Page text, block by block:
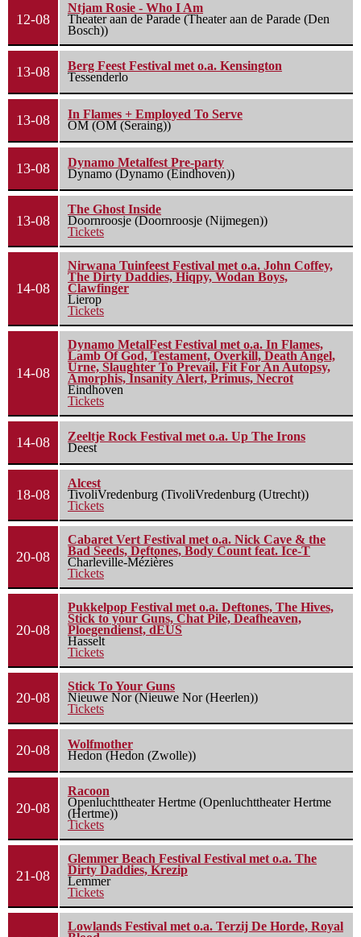
12-08
Ntjam Rosie - Who I Am
Theater aan de Parade (Theater aan de Parade (Den
Bosch))
13-08
Berg Feest Festival met o.a. Kensington
Tessenderlo
13-08
In Flames + Employed To Serve
OM (OM (Seraing))
13-08
Dynamo Metalfest Pre-party
Dynamo (Dynamo (Eindhoven))
13-08
The Ghost Inside
Doornroosje (Doornroosje (Nijmegen))
Tickets
14-08
Nirwana Tuinfeest Festival met o.a. John Coffey,
The Dirty Daddies, Hiqpy, Wodan Boys,
Clawfinger
Lierop
Tickets
14-08
Dynamo MetalFest Festival met o.a. In Flames,
Lamb Of God, Testament, Overkill, Death Angel,
Urne, Slaughter To Prevail, Fit For An Autopsy,
Amorphis, Insanity Alert, Primus, Necrot
Eindhoven
Tickets
14-08
Zeeltje Rock Festival met o.a. Up The Irons
Deest
18-08
Alcest
TivoliVredenburg (TivoliVredenburg (Utrecht))
Tickets
20-08
Cabaret Vert Festival met o.a. Nick Cave & the
Bad Seeds, Deftones, Body Count feat. Ice-T
Charleville-Mézières
Tickets
20-08
Pukkelpop Festival met o.a. Deftones, The Hives,
Stick to your Guns, Chat Pile, Deafheaven,
Ploegendienst, dEUS
Hasselt
Tickets
20-08
Stick To Your Guns
Nieuwe Nor (Nieuwe Nor (Heerlen))
Tickets
20-08
Wolfmother
Hedon (Hedon (Zwolle))
20-08
Racoon
Openluchttheater Hertme (Openluchttheater Hertme
(Hertme))
Tickets
21-08
Glemmer Beach Festival Festival met o.a. The
Dirty Daddies, Krezip
Lemmer
Tickets
Lowlands Festival met o.a. Terzij De Horde, Royal